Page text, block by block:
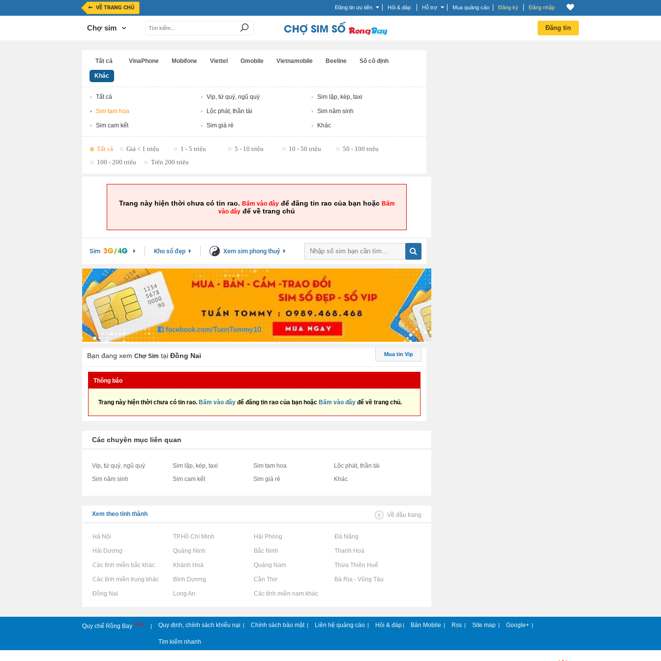
VỀ TRANG CHỦ Đăng tin ưu tiên Hỏi & đáp Hỗ trợ Mua quảng cáo Đăng ký Đăng nhập
Chợ sim Đăng tin
Tất cả VinaPhone Mobifone Viettel Gmobile Vietnamobile Beeline Số cố định
Khác
Tất cả Vip, tứ quý, ngũ quý Sim lặp, kép, taxi
Sim tam hoa Lộc phát, thần tài Sim năm sinh
Sim cam kết Sim giá rẻ Khác
Tất cả Giá < 1 triệu 1 - 5 triệu 5 - 10 triệu 10 - 50 triệu
50 - 100 triệu
100 - 200 triệu
Trên 200 triệu
Trang này hiện thời chưa có tin rao. Bấm vào đâyđể đăng tin rao của bạn hoặc Bấm
vào đây để về trang chủ
Sim Kho số đẹp Xem sim phong thuỷ
Bạn đang xem Chợ Sim tại Đồng Nai Mua tin Vip
Thông báo
Trang này hiện thời chưa có tin rao. Bấm vào đây để đăng tin rao của bạn hoặc Bấm vào đây để về trang chủ.
Các chuyên mục liên quan
Vip, tứ quý, ngũ quý Sim lặp, kép, taxi Sim tam hoa
Lộc phát, thần tài
Sim năm sinh
Sim cam kết Sim giá rẻ Khác
Xem theo tỉnh thành Về đầu trang
Rao vặt tại Hà Nội Rao vặt tại TP.Hồ Chí Minh Rao vặt tại Hải Phòng Rao vặt tại Đà Nẵng
Rao vặt tại Hải Dương Rao vặt tại Quảng Ninh Rao vặt tại Bắc Ninh Rao vặt tại Thanh Hoá
Rao vặt tại Các tỉnh miền bắc khácRao vặt tại Khánh Hoà Rao vặt tại Quảng Nam Rao vặt tại Thừa Thiên Huế
Rao vặt tại Các tỉnh miền trung khácRao vặt tại Bình Dương Rao vặt tại Cần Thơ Rao vặt tại Bà Rịa - Vũng Tàu
Rao vặt tại Đồng Nai Rao vặt tại Long An Rao vặt tại Các tỉnh miền nam khác
Quy chế Rồng Bay New | Quy định, chính sách khiếu nại | Chính sách bảo mật | Liên hệ quảng cáo | Hỏi & đáp | Bản Mobile | Rss | Site map | Google+ |
Tìm kiếm nhanh